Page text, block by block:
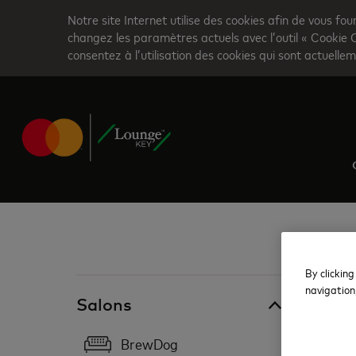
content
Notre site Internet utilise des cookies afin de vous
changez les paramètres actuels avec l’outil «
consentez à l’utilisation des cookies qui sont
Salons
BrewDog
Royaume-Uni
By